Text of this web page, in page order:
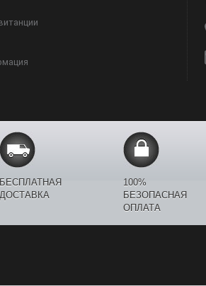
БЕСПЛАТНАЯ
ДОСТАВКА
100%
БЕЗОПАСНАЯ
ОПЛАТА